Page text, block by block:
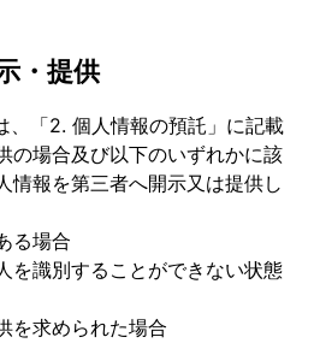
・提供
、「2. 個人情報の預託」に記載
の場合及び以下のいずれかに該
情報を第三者へ開示又は提供し
る場合
を識別することができない状態
を求められた場合